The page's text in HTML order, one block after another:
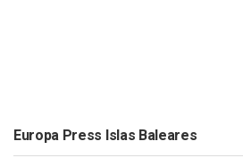
Europa Press Islas Baleares